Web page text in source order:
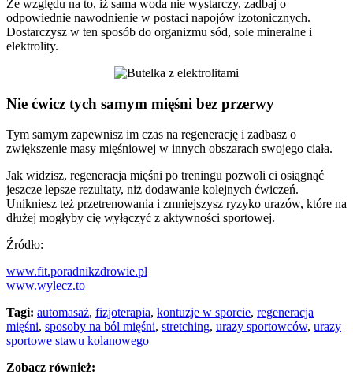
Ze względu na to, iż sama woda nie wystarczy, zadbaj o
odpowiednie nawodnienie w postaci napojów izotonicznych.
Dostarczysz w ten sposób do organizmu sód, sole mineralne i
elektrolity.
Nie ćwicz tych samym mięśni bez przerwy
Tym samym zapewnisz im czas na regenerację i zadbasz o
zwiększenie masy mięśniowej w innych obszarach swojego ciała.
Jak widzisz, regeneracja mięśni po treningu pozwoli ci osiągnąć
jeszcze lepsze rezultaty, niż dodawanie kolejnych ćwiczeń.
Unikniesz też przetrenowania i zmniejszysz ryzyko urazów, które na
dłużej mogłyby cię wyłączyć z aktywności sportowej.
Źródło:
www.fit.poradnikzdrowie.pl
www.wylecz.to
Tagi: automasaż, fizjoterapia, kontuzje w sporcie, regeneracja
mięśni, sposoby na ból mięśni, stretching, urazy sportowców, urazy
sportowe stawu kolanowego
Zobacz również: